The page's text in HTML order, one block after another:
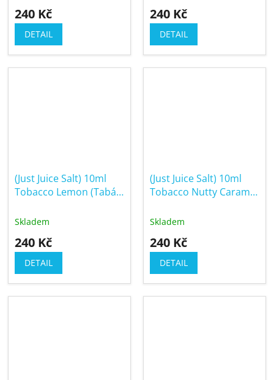
240 Kč
DETAIL
240 Kč
DETAIL
(Just Juice Salt) 10ml
Tobacco Lemon (Tabák
Skladem
240 Kč
DETAIL
(Just Juice Salt) 10ml
Tobacco Nutty Caramel
karamelem)
Skladem
240 Kč
DETAIL